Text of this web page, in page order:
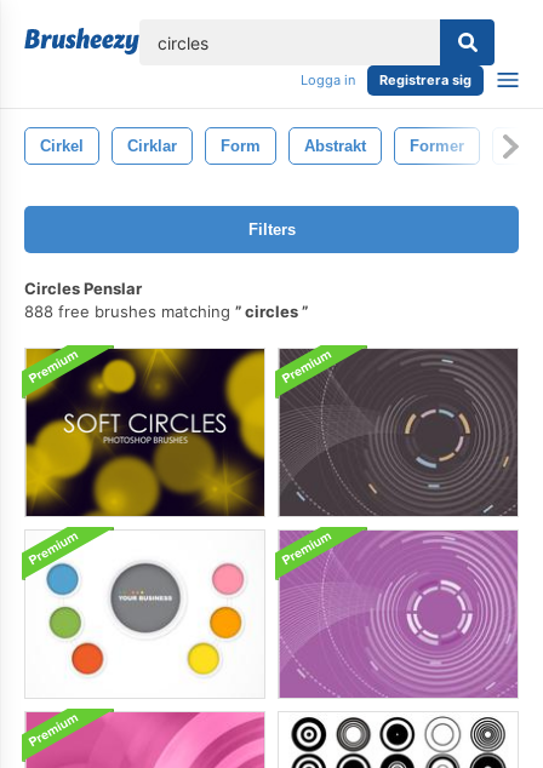
Logga in Registrera sig
Cirkel Cirklar Form Abstrakt Former
Filters
Circles Penslar
888 free brushes matching
circles